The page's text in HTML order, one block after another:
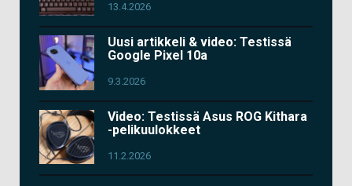
13.4.2026
Uusi artikkeli & video: Testissä
Google Pixel 10a
9.3.2026
Video: Testissä Asus ROG Kithara
-pelikuulokkeet
11.2.2026